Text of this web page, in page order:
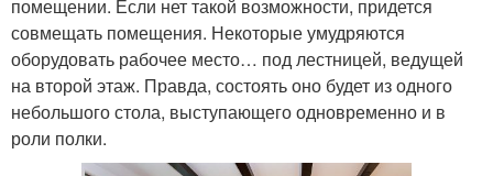
помещении. Если нет такой возможности, придется
совмещать помещения. Некоторые умудряются
оборудовать рабочее место… под лестницей, ведущей
на второй этаж. Правда, состоять оно будет из одного
небольшого стола, выступающего одновременно и в
роли полки.